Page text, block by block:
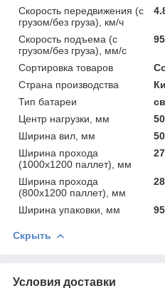
Скорость передвижения (с
грузом/без груза), км/ч
Скорость подъема (с
грузом/без груза), мм/с
Сортировка товаров
Страна производства
Тип батареи
Центр нагрузки, мм
Ширина вил, мм
Ширина прохода
(1000х1200 паллет), мм
Ширина прохода
(800х1200 паллет), мм
Ширина упаковки, мм
Скрыть
Условия доставки